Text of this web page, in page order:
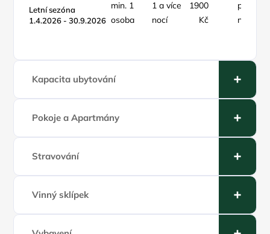
Letní sezóna
1.4.2026 - 30.9.2026
min. 1
osoba
1 a více
nocí
1900
Kč
pokoj /
noc
Kapacita ubytování
Pokoje a Apartmány
Stravování
Vinný sklípek